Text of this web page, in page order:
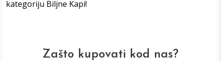
kategoriju Biljne Kapi!
Zašto kupovati kod nas?